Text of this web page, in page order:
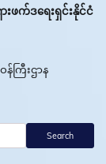
ဖက်ဒရေးရှင်းနိုင်ငံ
န်ကြီးဌာန
Search